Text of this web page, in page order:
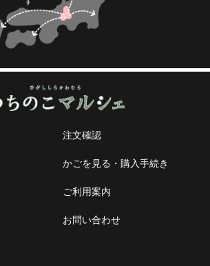
注文確認
かごを見る・購入手続き
ご利用案内
お問い合わせ